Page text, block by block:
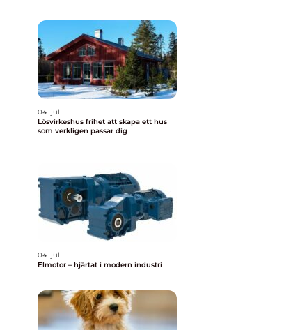
04. jul
Lösvirkeshus frihet att skapa ett hus
som verkligen passar dig
04. jul
Elmotor – hjärtat i modern industri